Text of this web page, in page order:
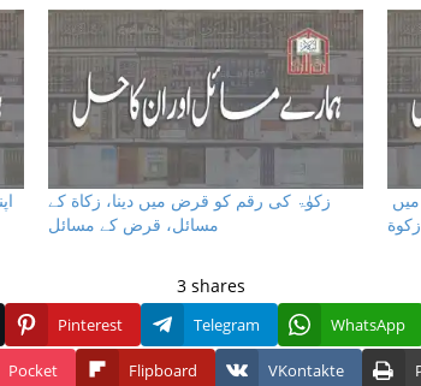
زکوٰۃ کی رقم کو قرض میں دینا، زكاة كے
مسائل، قرض كے مسائل
3 shares
Pinterest Telegram WhatsApp
Pocket Flipboard VKontakte